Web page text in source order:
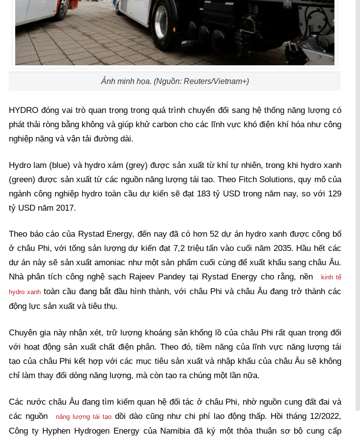
Ảnh minh họa. (Nguồn: Reuters/Vietnam+)
HYDRO đóng vai trò quan trọng trong quá trình chuyển đổi sang hệ thống năng lượng có
phát thải ròng bằng không và giúp khử carbon cho các lĩnh vực khó điện khí hóa như công
nghiệp nặng và vận tải đường dài.
Hydro lam (blue) và hydro xám (grey) được sản xuất từ khí tự nhiên, trong khi hydro xanh
(green) được sản xuất từ các nguồn năng lượng tái tạo. Theo Fitch Solutions, quy mô của
ngành công nghiệp hydro toàn cầu dự kiến sẽ đạt 183 tỷ USD trong năm nay, so với 129
tỷ USD năm 2017.
Theo báo cáo của Rystad Energy, đến nay đã có hơn 52 dự án hydro xanh được công bố
ở châu Phi, với tổng sản lượng dự kiến đạt 7,2 triệu tấn vào cuối năm 2035. Hầu hết các
dự án này sẽ sản xuất amoniac như một sản phẩm cuối cùng để xuất khẩu sang châu Âu.
Nhà phân tích công nghệ sạch Rajeev Pandey tại Rystad Energy cho rằng, nền
kinh tế
hydro xanh toàn cầu đang bắt đầu hình thành, với châu Phi và châu Âu đang trở thành các
động lực sản xuất và tiêu thụ.
Chuyên gia này nhận xét, trữ lượng khoáng sản khổng lồ của châu Phi rất quan trọng đối
với hoạt động sản xuất chất điện phân. Theo đó, tiềm năng của lĩnh vực năng lượng tái
tạo của châu Phi kết hợp với các mục tiêu sản xuất và nhập khẩu của châu Âu sẽ không
chỉ làm thay đổi dòng năng lượng, mà còn tạo ra chúng một lần nữa.
Các nước châu Âu đang tìm kiếm quan hệ đối tác ở châu Phi, nhờ nguồn cung đất đai và
các nguồn
năng lượng tái tạodồi dào cũng như chi phí lao động thấp. Hồi tháng 12/2022,
Công ty Hyphen Hydrogen Energy của Namibia đã ký một thỏa thuận sơ bộ cung cấp